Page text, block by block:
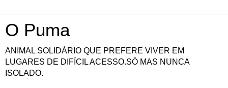
O Puma
ANIMAL SOLIDÁRIO QUE PREFERE VIVER EM
LUGARES DE DIFÍCIL ACESSO.SÓ MAS NUNCA
ISOLADO.